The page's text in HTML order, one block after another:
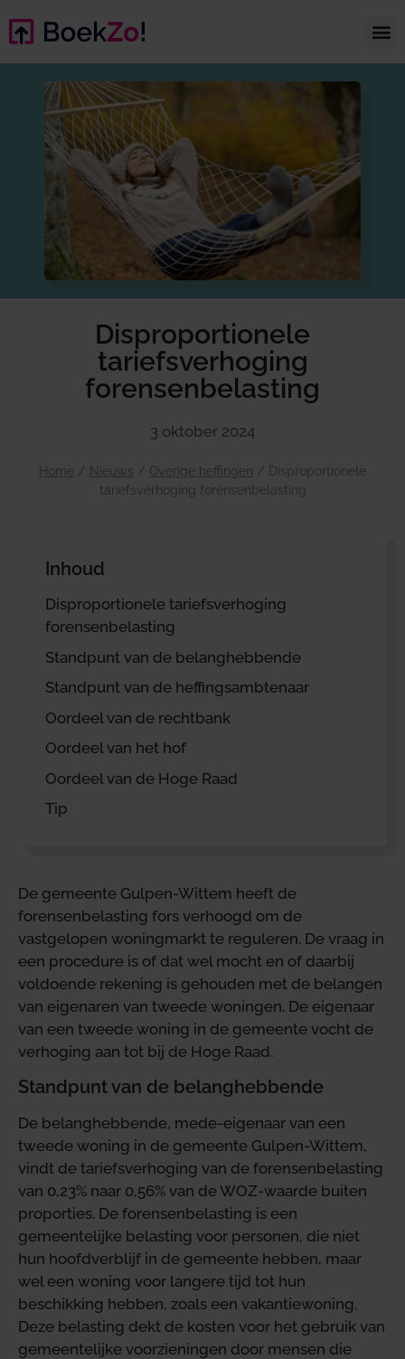
Disproportionele
tariefsverhoging
forensenbelasting
3 oktober 2024
Home / Nieuws / Overige heffingen / Disproportionele
tariefsverhoging forensenbelasting
Inhoud
Disproportionele tariefsverhoging
forensenbelasting
Standpunt van de belanghebbende
Standpunt van de heffingsambtenaar
Oordeel van de rechtbank
Oordeel van het hof
Oordeel van de Hoge Raad
Tip
De gemeente Gulpen-Wittem heeft de
forensenbelasting fors verhoogd om de
vastgelopen woningmarkt te reguleren. De vraag in
een procedure is of dat wel mocht en of daarbij
voldoende rekening is gehouden met de belangen
van eigenaren van tweede woningen. De eigenaar
van een tweede woning in de gemeente vocht de
verhoging aan tot bij de Hoge Raad.
Standpunt van de belanghebbende
De belanghebbende, mede-eigenaar van een
tweede woning in de gemeente Gulpen-Wittem,
vindt de tariefsverhoging van de forensenbelasting
van 0,23% naar 0,56% van de WOZ-waarde buiten
proporties. De forensenbelasting is een
gemeentelijke belasting voor personen, die niet
hun hoofdverblijf in de gemeente hebben, maar
wel een woning voor langere tijd tot hun
beschikking hebben, zoals een vakantiewoning.
Deze belasting dekt de kosten voor het gebruik van
gemeentelijke voorzieningen door mensen die